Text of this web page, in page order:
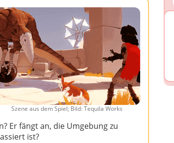
Szene aus dem Spiel; Bild: Tequila Works
Er fängt an, die Umgebung zu
ist?